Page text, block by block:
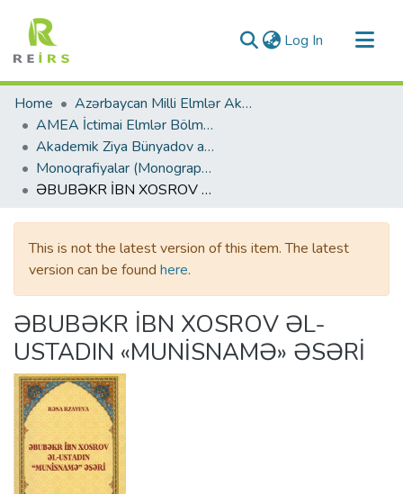
Log In (current)
Communities & Collections
All of DSpace
Statistics
Home
Azərbaycan Milli Elmlər Akademiyası
AMEA İctimai Elmlər Bölməsi
Akademik Ziya Bünyadov adına Şərqşünaslıq İnstitutu
Monoqrafiyalar (Monographs)
ƏBUBƏKR İBN XOSROV ƏL-USTADIN «MUNİSNAMƏ» ƏSƏRİ
This is not the latest version of this item. The latest
version can be found here.
ƏBUBƏKR İBN XOSROV ƏL-
USTADIN «MUNİSNAMƏ» ƏSƏRİ